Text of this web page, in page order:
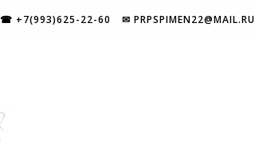
☎ +7(993)625-22-60 ✉ PRPSPIMEN22@MAIL.RU